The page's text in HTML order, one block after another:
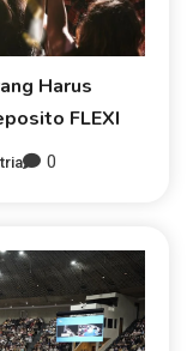
Harus
FLEXI
0